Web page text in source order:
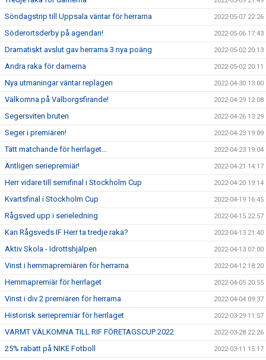
Söndagstrip till Uppsala väntar för herrarna 2022-05-07 22:26
Söderortsderby på agendan! 2022-05-06 17:43
Dramatiskt avslut gav herrarna 3 nya poäng 2022-05-02 20:13
Andra raka för damerna 2022-05-02 20:11
Nya utmaningar väntar replagen 2022-04-30 13:00
Välkomna på Valborgsfirande! 2022-04-29 12:08
Segersviten bruten 2022-04-26 13:29
Seger i premiären! 2022-04-23 19:09
Tätt matchande för herrlaget… 2022-04-23 19:04
Äntligen seriepremiär! 2022-04-21 14:17
Herr vidare till semifinal i Stockholm Cup 2022-04-20 19:14
Kvartsfinal i Stockholm Cup 2022-04-19 16:45
Rågsved upp i serieledning 2022-04-15 22:57
Kan Rågsveds IF Herr ta tredje raka? 2022-04-13 21:40
Aktiv Skola - Idrottshjälpen 2022-04-13 07:00
Vinst i hemmapremiären för herrarna 2022-04-12 18:20
Hemmapremiär för herrlaget 2022-04-05 20:55
Vinst i div 2 premiären för herrarna 2022-04-04 09:37
Historisk seriepremiär för herrlaget 2022-03-29 11:57
VARMT VÄLKOMNA TILL RIF FÖRETAGSCUP 2022 2022-03-28 22:26
25% rabatt på NIKE Fotboll 2022-03-11 15:17